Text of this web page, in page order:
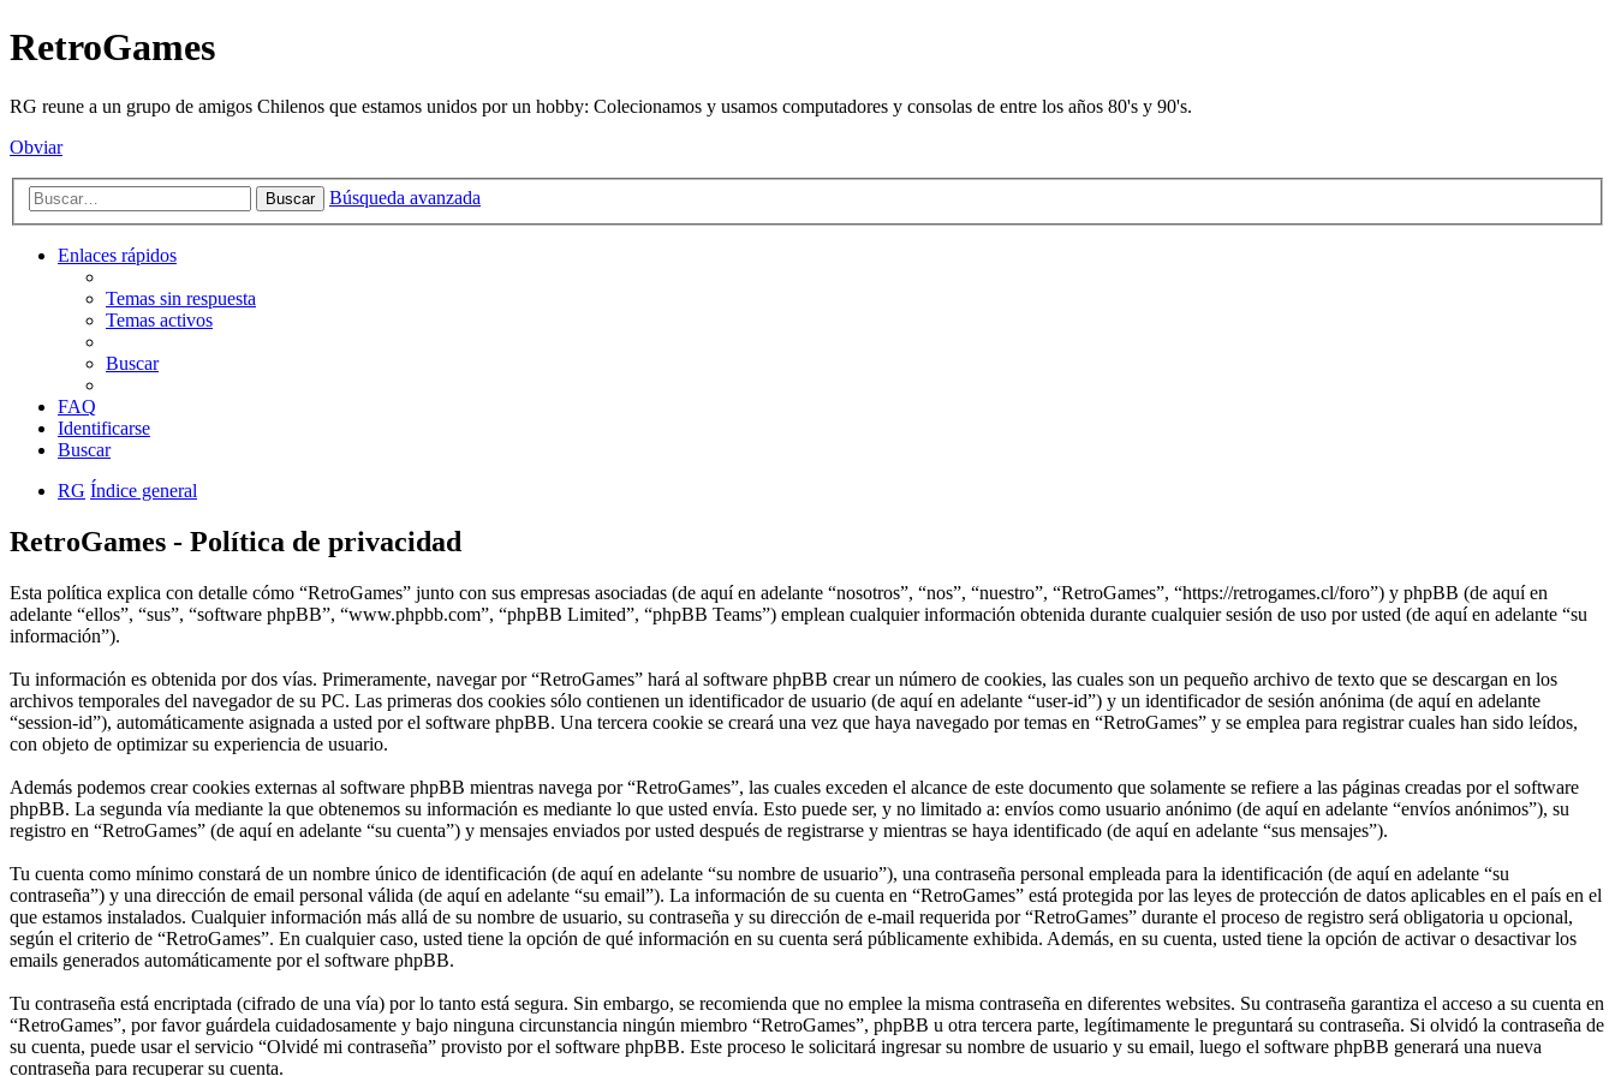
RetroGames
RG reune a un grupo de amigos Chilenos que estamos unidos por un hobby: Colecionamos y usamos computadores y consolas de entre los años 80's y 90's.
Obviar
Buscar Búsqueda avanzada
Enlaces rápidos
Temas sin respuesta
Temas activos
Buscar
FAQ
Identificarse
Buscar
RG Índice general
RetroGames - Política de privacidad
Esta política explica con detalle cómo “RetroGames” junto con sus empresas asociadas (de aquí en adelante “nosotros”, “nos”, “nuestro”, “RetroGames”, “https://retrogames.cl/foro”) y phpBB (de aquí en
adelante “ellos”, “sus”, “software phpBB”, “www.phpbb.com”, “phpBB Limited”, “phpBB Teams”) emplean cualquier información obtenida durante cualquier sesión de uso por usted (de aquí en adelante “su
información”).
Tu información es obtenida por dos vías. Primeramente, navegar por “RetroGames” hará al software phpBB crear un número de cookies, las cuales son un pequeño archivo de texto que se descargan en los
archivos temporales del navegador de su PC. Las primeras dos cookies sólo contienen un identificador de usuario (de aquí en adelante “user-id”) y un identificador de sesión anónima (de aquí en adelante
“session-id”), automáticamente asignada a usted por el software phpBB. Una tercera cookie se creará una vez que haya navegado por temas en “RetroGames” y se emplea para registrar cuales han sido leídos,
con objeto de optimizar su experiencia de usuario.
Además podemos crear cookies externas al software phpBB mientras navega por “RetroGames”, las cuales exceden el alcance de este documento que solamente se refiere a las páginas creadas por el software
phpBB. La segunda vía mediante la que obtenemos su información es mediante lo que usted envía. Esto puede ser, y no limitado a: envíos como usuario anónimo (de aquí en adelante “envíos anónimos”), su
registro en “RetroGames” (de aquí en adelante “su cuenta”) y mensajes enviados por usted después de registrarse y mientras se haya identificado (de aquí en adelante “sus mensajes”).
Tu cuenta como mínimo constará de un nombre único de identificación (de aquí en adelante “su nombre de usuario”), una contraseña personal empleada para la identificación (de aquí en adelante “su
contraseña”) y una dirección de email personal válida (de aquí en adelante “su email”). La información de su cuenta en “RetroGames” está protegida por las leyes de protección de datos aplicables en el país en el
que estamos instalados. Cualquier información más allá de su nombre de usuario, su contraseña y su dirección de e-mail requerida por “RetroGames” durante el proceso de registro será obligatoria u opcional,
según el criterio de “RetroGames”. En cualquier caso, usted tiene la opción de qué información en su cuenta será públicamente exhibida. Además, en su cuenta, usted tiene la opción de activar o desactivar los
emails generados automáticamente por el software phpBB.
Tu contraseña está encriptada (cifrado de una vía) por lo tanto está segura. Sin embargo, se recomienda que no emplee la misma contraseña en diferentes websites. Su contraseña garantiza el acceso a su cuenta en
“RetroGames”, por favor guárdela cuidadosamente y bajo ninguna circunstancia ningún miembro “RetroGames”, phpBB u otra tercera parte, legítimamente le preguntará su contraseña. Si olvidó la contraseña de
su cuenta, puede usar el servicio “Olvidé mi contraseña” provisto por el software phpBB. Este proceso le solicitará ingresar su nombre de usuario y su email, luego el software phpBB generará una nueva
contraseña para recuperar su cuenta.